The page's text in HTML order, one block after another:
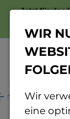
Jetzt für das
WIR
Wir
eine